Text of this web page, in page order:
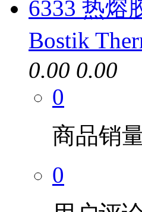
Bostik
0.00 0.00
0
商品销
0